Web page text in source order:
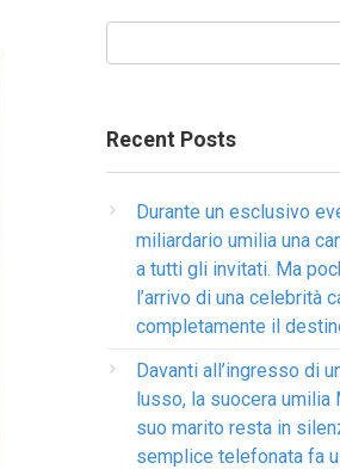
Recent Posts
Durante un esclusivo
miliardario umilia una
a tutti gli invitati. Ma
l’arrivo di una celebrità
completamente il
Davanti all’ingresso di
lusso, la suocera umilia
suo marito resta in
semplice telefonata fa